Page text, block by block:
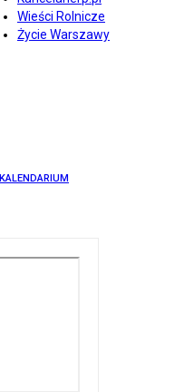
Wieści Rolnicze
Życie Warszawy
KALENDARIUM